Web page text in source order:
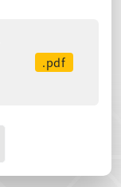
.pdf